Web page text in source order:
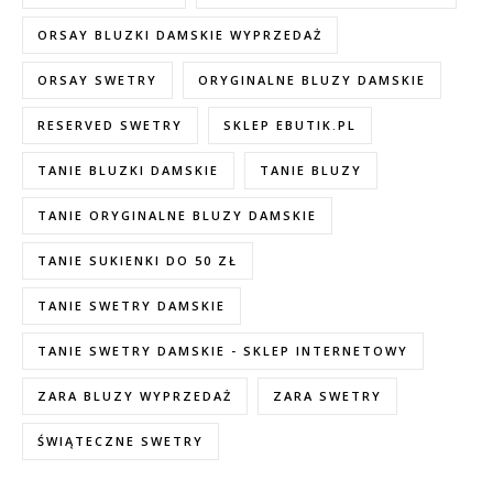
ORSAY BLUZKI DAMSKIE WYPRZEDAŻ
ORSAY SWETRY ORYGINALNE BLUZY DAMSKIE
RESERVED SWETRY SKLEP EBUTIK.PL
TANIE BLUZKI DAMSKIE TANIE BLUZY
TANIE ORYGINALNE BLUZY DAMSKIE
TANIE SUKIENKI DO 50 ZŁ
TANIE SWETRY DAMSKIE
TANIE SWETRY DAMSKIE - SKLEP INTERNETOWY
ZARA BLUZY WYPRZEDAŻ ZARA SWETRY
ŚWIĄTECZNE SWETRY